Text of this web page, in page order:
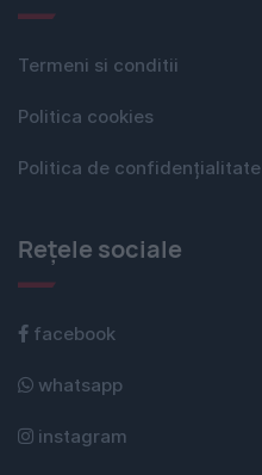
Termeni si conditii
Politica cookies
Politica de confidențialitate
Rețele sociale
facebook
whatsapp
instagram